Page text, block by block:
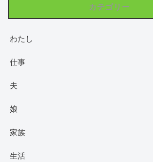
カテゴリー
わたし
仕事
夫
娘
家族
生活